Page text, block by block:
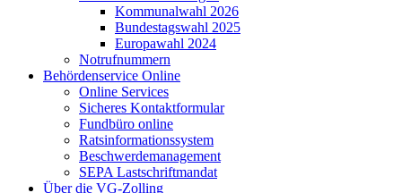
Kommunalwahl 2026
Bundestagswahl 2025
Europawahl 2024
Notrufnummern
Behördenservice Online
Online Services
Sicheres Kontaktformular
Fundbüro online
Ratsinformationssystem
Beschwerdemanagement
SEPA Lastschriftmandat
Über die VG-Zolling